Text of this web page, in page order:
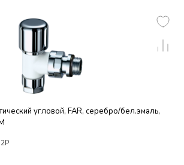
угловой, FAR, серебро/бел.эмаль,